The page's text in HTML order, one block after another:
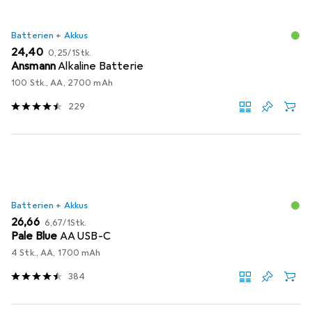
Batterien + Akkus
EUR
24,40 EUR
0,25/1Stk.
AnsmannAlkaline Batterie
100 Stk., AA, 2700 mAh
229
Batterien + Akkus
EUR
26,66 EUR
6,67/1Stk.
Pale Blue AA USB-C
4 Stk., AA, 1700 mAh
384